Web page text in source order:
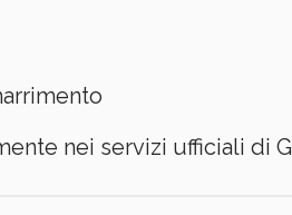
nei servizi ufficiali di